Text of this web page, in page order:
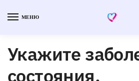
МЕНЮ
Укажите
состояния,